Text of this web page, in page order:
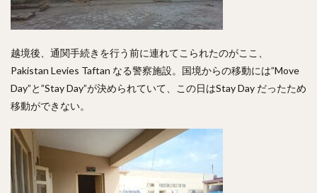
越境後、通関手続きを行う前に連れてこられたのがここ、
Pakistan Levies Taftan なる警察施設。国境からの移動には”Move
Day”と”Stay Day”が決められていて、この日はStay Day だったため
移動ができない。